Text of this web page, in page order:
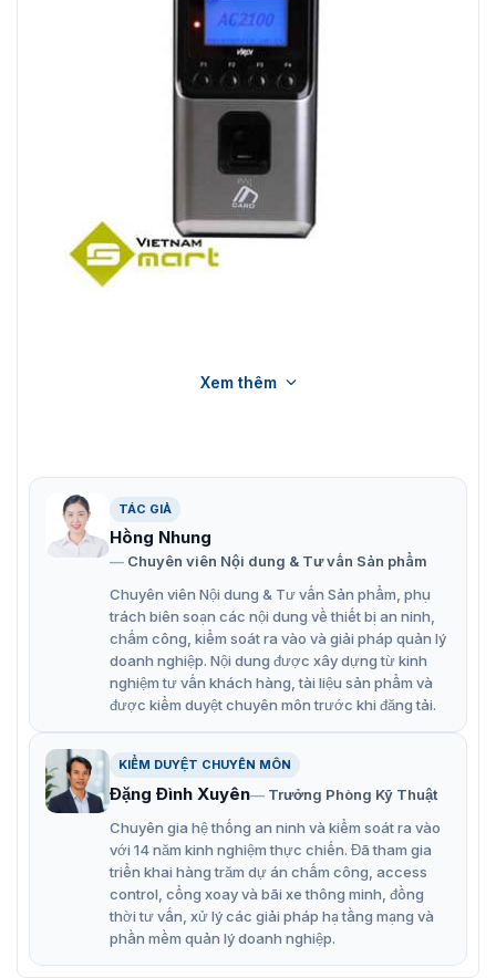
hiết kết vượt trội
Virdi AC-2100được trang bị màn hình LCD LED hiển thị
rõ ràng, sắc nét, giúp người dùng dễ dàng thao tác và
theo dõi thông tin. Thiết kế dạng đứng tinh tế, hiện đại,
phù hợp với nhiều không gian làm việc. Đặc biệt, công
nghệ cảm biến lân cận giúp máy tự động nhận diện
người dùng khi đến gần, tiết kiệm điện năng và tăng tính
Khả năng chống chịu môi trường
Tiêu Chuẩn IPX3: Với tiêu chuẩn IPX3 về khả năng
chống bụi và chống thấm nước, Virdi AC-2100 hoạt động
bền bỉ trong nhiều điều kiện môi trường khác nhau, từ
văn phòng đến các công trường xây dựng, nhà xưởng,
khu công nghiệp. Điều này đảm bảo thiết bị luôn hoạt
động ổn định và tin cậy.
Tích hợp tính năng an ninh cao cấp
Chức Năng Anti-passback: Khi kết hợp với đầu đọc thẻ
Xem thêm
TÁC GIẢ
Hồng Nhung
Chuyên viên Nội dung & Tư vấn Sản phẩm
Chuyên viên Nội dung & Tư vấn Sản phẩm, phụ
trách biên soạn các nội dung về thiết bị an ninh,
chấm công, kiểm soát ra vào và giải pháp quản lý
doanh nghiệp. Nội dung được xây dựng từ kinh
nghiệm tư vấn khách hàng, tài liệu sản phẩm và
được kiểm duyệt chuyên môn trước khi đăng tải.
KIỂM DUYỆT CHUYÊN MÔN
Đặng Đình Xuyên
Trưởng Phòng Kỹ Thuật
Chuyên gia hệ thống an ninh và kiểm soát ra vào
với 14 năm kinh nghiệm thực chiến. Đã tham gia
triển khai hàng trăm dự án chấm công, access
control, cổng xoay và bãi xe thông minh, đồng
thời tư vấn, xử lý các giải pháp hạ tầng mạng và
phần mềm quản lý doanh nghiệp.